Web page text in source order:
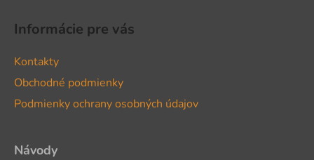
Informácie pre vás
Kontakty
Obchodné podmienky
Podmienky ochrany osobných údajov
Návody